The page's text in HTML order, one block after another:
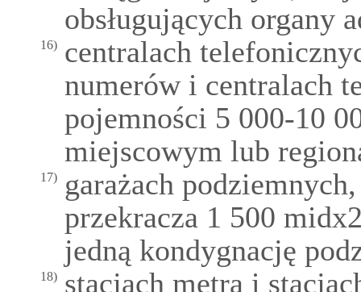
obsługujących organy
16) centralach
numerów i centralach
pojemności 5 000-10
miejscowym lub
17)
garażach
przekracza 1 500
jedną kondygnację
18) stacjach metra i